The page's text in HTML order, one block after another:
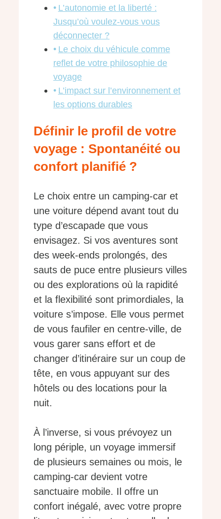
L’autonomie et la liberté :
Jusqu’où voulez-vous vous
déconnecter ?
Le choix du véhicule comme
reflet de votre philosophie de
voyage
L’impact sur l’environnement et
les options durables
Définir le profil de votre
voyage : Spontanéité ou
confort planifié ?
Le choix entre un camping-car et
une voiture dépend avant tout du
type d’escapade que vous
envisagez. Si vos aventures sont
des week-ends prolongés, des
sauts de puce entre plusieurs villes
ou des explorations où la rapidité
et la flexibilité sont primordiales, la
voiture s’impose. Elle vous permet
de vous faufiler en centre-ville, de
vous garer sans effort et de
changer d’itinéraire sur un coup de
tête, en vous appuyant sur des
hôtels ou des locations pour la
nuit.
À l’inverse, si vous prévoyez un
long périple, un voyage immersif
de plusieurs semaines ou mois, le
camping-car devient votre
sanctuaire mobile. Il offre un
confort inégalé, avec votre propre